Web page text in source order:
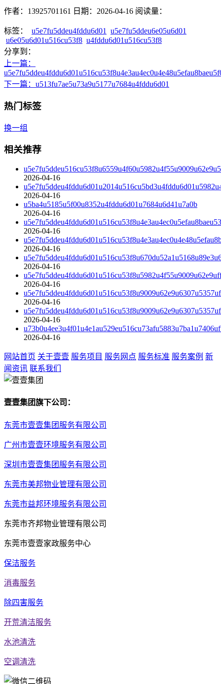
作者：13925701161 日期：2026-04-16 阅读量：
标签： u5e7fu5ddeu4fddu6d01
u5e7fu5ddeu6e05u6d01
u6e05u6d01u516cu53f8 u4fddu6d01u516cu53f8
分享到：
上一篇 ：
下一篇 ：u513fu7ae5u73a9u5177u7684u4fddu6d01
热门标签
换一组
相关推荐
2026-04-16
2026-04-16
u5ba4u5185u5f00u8352u4fddu6d01u7684u6d41u7a0b
2026-04-16
2026-04-16
2026-04-16
2026-04-16
2026-04-16
2026-04-16
2026-04-16
2026-04-16
网站首页 关于壹壹 服务项目 服务网点 服务标准 服务案例 新
闻资讯 联系我们
壹壹集团旗下公司：
东莞市壹壹集团服务有限公司
广州市壹壹环境服务有限公司
深圳市壹壹集团服务有限公司
东莞市美邦物业管理有限公司
东莞市益邦环境服务有限公司
东莞市齐邦物业管理有限公司
东莞市壹壹家政服务中心
保洁服务
消毒服务
除四害服务
开荒清洁服务
水池清洗
空调清洗